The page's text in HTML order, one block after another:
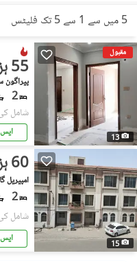
5 میں سے 1 سے 5 تک فلیٹس
مقبول
13
55 ہزار
پیراگون
2
شامل کی:2 دن
15
60 ہزار
امپیریل
2
شامل کی:4